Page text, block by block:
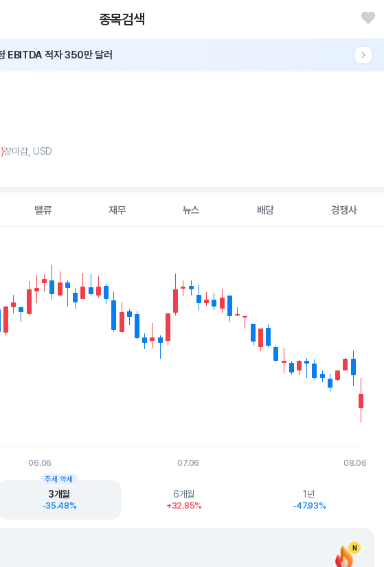
종목검색
EBITDA 적자 350만 달러
장마감, USD
밸류 재무 뉴스 배당 경쟁사
Time. Data ranges from 2026-05-07 00:00:00 to 2026-08-06 00:00:00.
values. Data ranges from 3 to 5.23.
06.06 07.06 08.06
3개월
-35.48%
추세 약세
6개월
+32.85%
1년
-47.93%
N